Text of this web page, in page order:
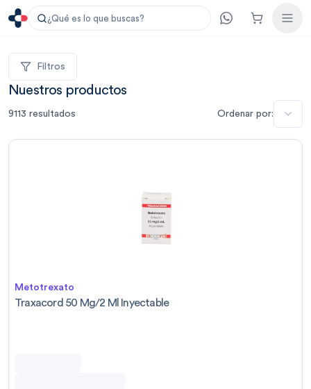
¿Qué es lo que buscas?
Filtros
Nuestros productos
9113 resultados Ordenar por:
Metotrexato
Traxacord 50 Mg/2 Ml Inyectable